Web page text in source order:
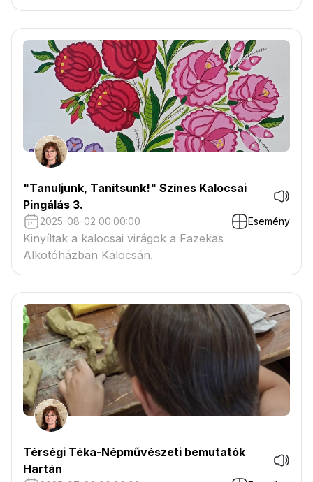
éves
"Tanuljunk, Tanítsunk!" Színes Kalocsai
Pingálás 3.
2025-08-02 00:00:00 Esemény
Kinyíltak a kalocsai virágok a Fazekas
Alkotóházban Kalocsán.
Térségi Téka-Népművészeti bemutatók
Hartán